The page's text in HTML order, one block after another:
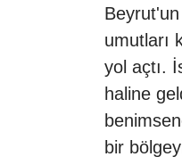
umutları
yol açtı.
haline
bir